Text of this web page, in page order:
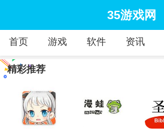
35游戏网
首页 游戏 软件 资讯
精彩推荐